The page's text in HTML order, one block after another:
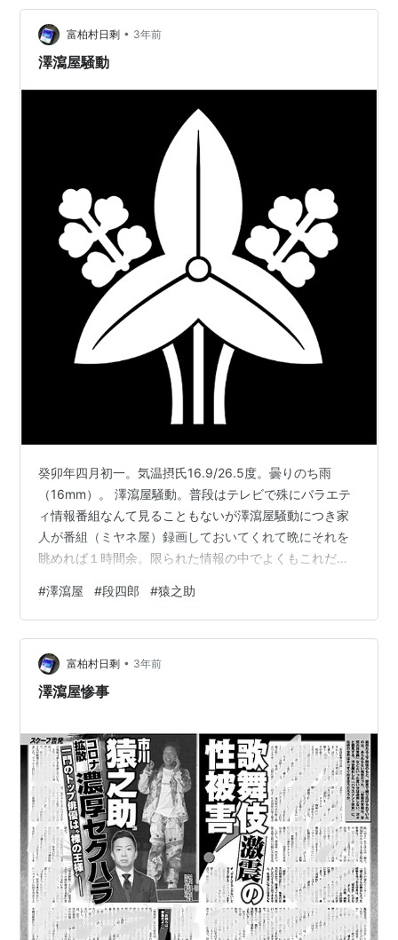
て悶々とするよりもよろしいと思いますよ と言う産業医
に断ったワタシ 悶々とはし…
富柏村日剩 • 3年前
澤瀉屋騒動
癸卯年四月初一。気温摂氏16.9/26.5度。曇りのち雨
（16mm）。 澤瀉屋騒動。普段はテレビで殊にバラエテ
ィ情報番組なんて見ることもないが澤瀉屋騒動につき家
人が番組（ミヤネ屋）録画しておいてくれて晩にそれを
眺めれば１時間余。限られた情報の中でよくもこれだけ
なコメントあふれるなか、この（↓）コメントだけはき
ちんと読むことができた。 あれほど頭脳明晰な方が、な
ぜこんなことに。一呼吸して、自分の、親の、命のこの
先あるかもしれない景色を思い浮かべてほしかったで
す。段四郎丈ご夫妻のご冥福をお祈りします🙏（ロバー
#澤瀉屋 #段四郎 #猿之助
富柏村日剩 • 3年前
澤瀉屋惨事